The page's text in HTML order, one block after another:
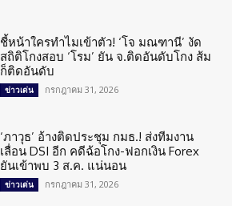
ชี้หน้าใครทำไมเข้าตัว! ‘โจ มณฑานี’ งัด
สถิติโกงสอบ ‘โรม’ ยัน จ.ติดอันดับโกง ส้ม
ก็ติดอันดับ
ข่าวเด่น กรกฎาคม 31, 2026
‘ภาวุธ’ อ้างติดประชุม กมธ.! ส่งทีมงาน
เลื่อน DSI อีก คดีฉ้อโกง-ฟอกเงิน Forex
ยันเข้าพบ 3 ส.ค. แน่นอน
ข่าวเด่น กรกฎาคม 31, 2026